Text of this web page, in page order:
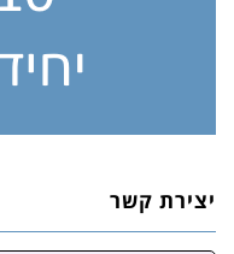
יצירת קשר